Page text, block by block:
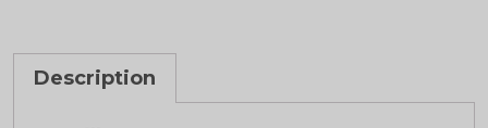
Description